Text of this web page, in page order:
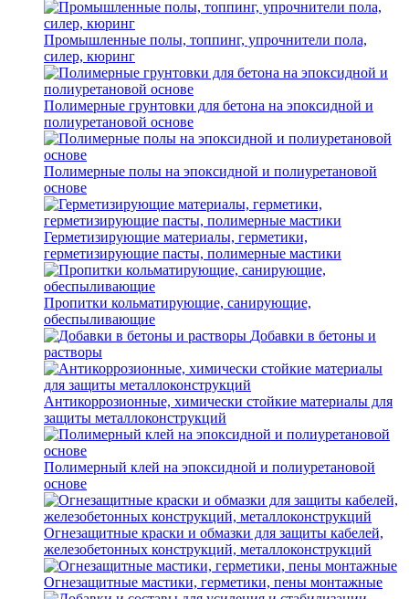
Промышленные полы, топпинг, упрочнители пола,
силер, кюринг
Полимерные грунтовки для бетона на эпоксидной и
полиуретановой основе
Полимерные полы на эпоксидной и полиуретановой
основе
Герметизирующие материалы, герметики,
герметизирующие пасты, полимерные мастики
Пропитки кольматирующие, санирующие,
обеспыливающие
Добавки в бетоны и
растворы
Антикоррозионные, химически стойкие материалы для
защиты металлоконструкций
Полимерный клей на эпоксидной и полиуретановой
основе
Огнезащитные краски и обмазки для защиты кабелей,
железобетонных конструкций, металлоконструкций
Огнезащитные мастики, герметики, пены монтажные